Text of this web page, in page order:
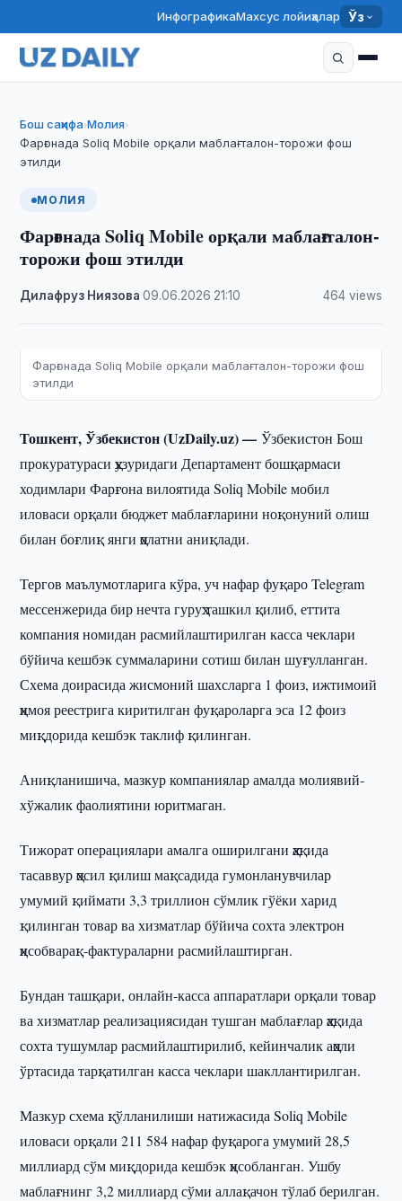
ИнфографикаМахсус лойиҳалар Ўз
Бош саҳифа›Молия›
Фарғонада Soliq Mobile орқали маблағ талон-торожи фош
этилди
МОЛИЯ
Фарғонада Soliq Mobile орқали маблағ талон-
торожи фош этилди
Дилафруз Ниязова ·09.06.2026 21:10 464 views
Фарғонада Soliq Mobile орқали маблағ талон-торожи фош
этилди
Тошкент, Ўзбекистон (UzDaily.uz) —Ўзбекистон Бош
прокуратураси ҳузуридаги Департамент бошқармаси
ходимлари Фарғона вилоятида Soliq Mobile мобил
иловаси орқали бюджет маблағларини ноқонуний олиш
билан боғлиқ янги ҳолатни аниқлади.
Тергов маълумотларига кўра, уч нафар фуқаро Telegram
мессенжерида бир нечта гуруҳ ташкил қилиб, еттита
компания номидан расмийлаштирилган касса чеклари
бўйича кешбэк суммаларини сотиш билан шуғулланган.
Схема доирасида жисмоний шахсларга 1 фоиз, ижтимоий
ҳимоя реестрига киритилган фуқароларга эса 12 фоиз
миқдорида кешбэк таклиф қилинган.
Аниқланишича, мазкур компаниялар амалда молиявий-
хўжалик фаолиятини юритмаган.
Тижорат операциялари амалга оширилгани ҳақида
тасаввур ҳосил қилиш мақсадида гумонланувчилар
умумий қиймати 3,3 триллион сўмлик гўёки харид
қилинган товар ва хизматлар бўйича сохта электрон
ҳисобварақ-фактураларни расмийлаштирган.
Бундан ташқари, онлайн-касса аппаратлари орқали товар
ва хизматлар реализациясидан тушган маблағлар ҳақида
сохта тушумлар расмийлаштирилиб, кейинчалик аҳоли
ўртасида тарқатилган касса чеклари шакллантирилган.
Мазкур схема қўлланилиши натижасида Soliq Mobile
иловаси орқали 211 584 нафар фуқарога умумий 28,5
миллиард сўм миқдорида кешбэк ҳисобланган. Ушбу
маблағнинг 3,2 миллиард сўми аллақачон тўлаб берилган.